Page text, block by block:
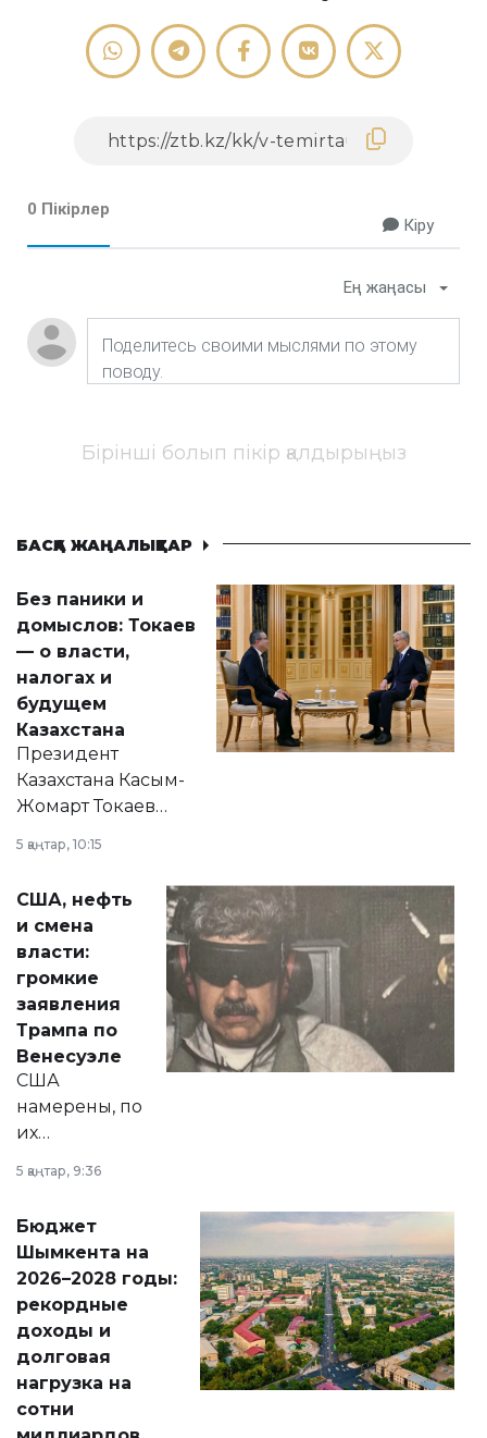
0 Пікірлер
Кіру
Ең жаңасы
Бірінші болып пікір қалдырыңыз
БАСҚА ЖАҢАЛЫҚТАР
Без паники и
домыслов: Токаев
— о власти,
налогах и
будущем
Казахстана
Президент
Казахстана Касым-
Жомарт Токаев
сразу несколько
актуальных тем —
от слухов о
политических
реформах до
вопросов армии,
экономики и
личного здоровья.
5 қаңтар, 10:15
США, нефть
и смена
власти:
громкие
заявления
Трампа по
Венесуэле
США
намерены, по
их
принести
народу
Венесуэлы.
5 қаңтар, 9:36
Бюджет
Шымкента на
2026–2028 годы:
рекордные
доходы и
долговая
нагрузка на
сотни